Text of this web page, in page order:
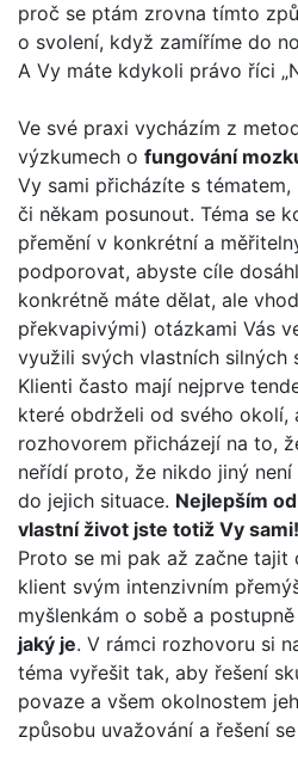
proč se ptám zrovna tímto
o svolení, když zamíříme do
A Vy máte kdykoli právo říci
Ve své praxi vycházím z
výzkumech o fungování
Vy sami přicházíte s
či někam posunout. Téma se
přemění v konkrétní a
podporovat, abyste cíle
konkrétně máte dělat, ale
překvapivými) otázkami Vás
využili svých vlastních silných
Klienti často mají nejprve
které obdrželi od svého okolí,
rozhovorem přicházejí na to,
neřídí proto, že nikdo jiný
do jejich situace. Nejlepším
vlastní život jste totiž Vy sami!
Proto se mi pak až začne tajit
klient svým intenzivním
myšlenkám o sobě a postupně
jaký je. V rámci rozhovoru si
téma vyřešit tak, aby řešení
povaze a všem okolnostem
způsobu uvažování a řešení